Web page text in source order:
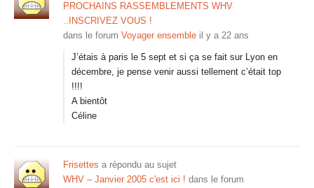
PROCHAINS RASSEMBLEMENTS WHV
..INSCRIVEZ VOUS !
dans le forum Voyager ensemble il y a 22 ans
J’étais à paris le 5 sept et si ça se fait sur Lyon en
décembre, je pense venir aussi tellement c’était top
!!!!
A bientôt
Céline
Frisettes a répondu au sujet
WHV – Janvier 2005 c'est ici ! dans le forum